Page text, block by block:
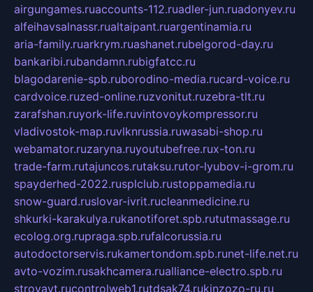
airgungames.ruaccounts-112.ruadler-jun.ruadonyev.ru
alfeihavsalnassr.rualtaipant.ruargentinamia.ru
aria-family.ruarkrym.ruashanet.rubelgorod-day.ru
bankaribi.rubandamn.rubigfatcc.ru
blagodarenie-spb.ruborodino-media.rucard-voice.ru
cardvoice.ruzed-online.ruzvonitut.ruzebra-tlt.ru
zarafshan.ruyork-life.ruvintovoykompressor.ru
vladivostok-map.ruvlknrussia.ruwasabi-shop.ru
webamator.ruzaryna.ruyoutubefree.rux-ton.ru
trade-farm.rutajuncos.rutaksu.rutor-lyubov-i-grom.ru
spayderhed-2022.rusplclub.rustoppamedia.ru
snow-guard.ruslovar-ivrit.rucleanmedicine.ru
shkurki-karakulya.rukanotiforet.spb.rututmassage.ru
ecolog.org.rupraga.spb.rufalcorussia.ru
autodoctorservis.rukamertondom.spb.runet-life.net.ru
avto-vozim.rusakhcamera.rualliance-electro.spb.ru
stroyavt.rucontrolweb1.rutdsak74.rukinzozo-ru.ru